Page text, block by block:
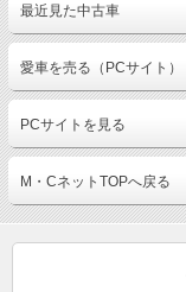
最近見た中古車
愛車を売る（PCサイト）
PCサイトを見る
M・CネットTOPへ戻る